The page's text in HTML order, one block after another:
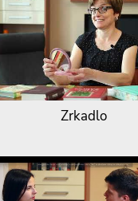
Zrkadlo